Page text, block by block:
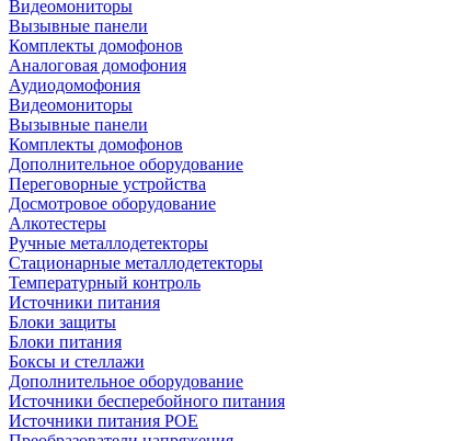
Видеомониторы
Вызывные панели
Комплекты домофонов
Аналоговая домофония
Аудиодомофония
Видеомониторы
Вызывные панели
Комплекты домофонов
Дополнительное оборудование
Переговорные устройства
Досмотровое оборудование
Алкотестеры
Ручные металлодетекторы
Стационарные металлодетекторы
Температурный контроль
Источники питания
Блоки защиты
Блоки питания
Боксы и стеллажи
Дополнительное оборудование
Источники бесперебойного питания
Источники питания POE